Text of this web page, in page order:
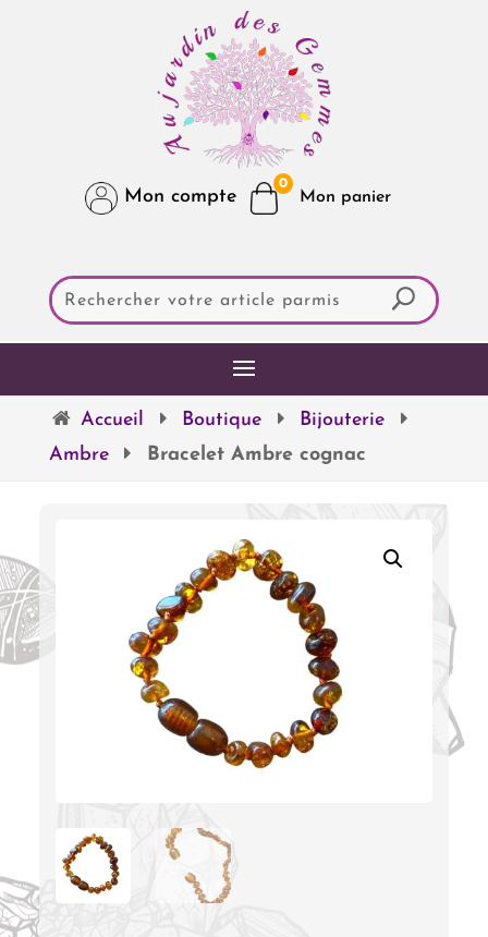
Mon compte
0
Accueil Boutique
Bijouterie
Ambre
Bracelet Ambre cognac